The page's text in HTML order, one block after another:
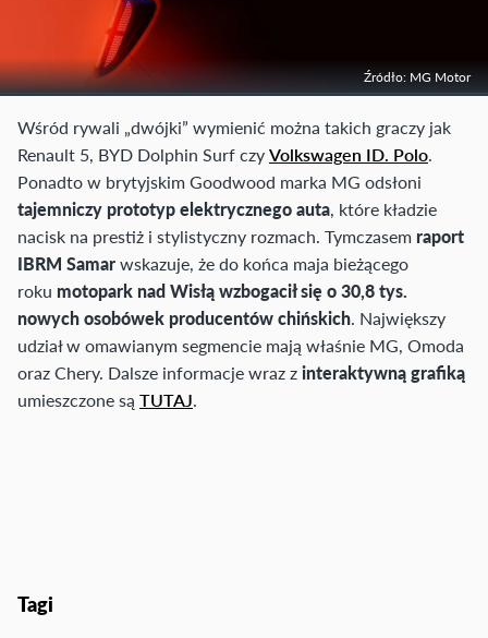
Źródło: MG Motor
Wśród rywali „dwójki” wymienić można takich graczy jak
Renault 5, BYD Dolphin Surf czyVolkswagen ID. Polo.
Ponadto w brytyjskim Goodwood marka MG odsłoni
tajemniczy prototyp elektrycznego auta, które kładzie
nacisk na prestiż i stylistyczny rozmach. Tymczasem raport
IBRM Samarwskazuje, że do końca maja bieżącego
roku motopark nad Wisłą wzbogacił się o 30,8 tys.
nowych osobówek producentów chińskich. Największy
udział w omawianym segmencie mają właśnie MG, Omoda
oraz Chery. Dalsze informacje wraz zinteraktywną grafiką
umieszczone są TUTAJ.
Tagi